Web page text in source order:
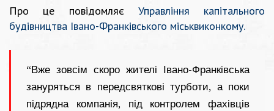
Про це повідомляє Управління капітального
будівництва Івано-Франківського міськвиконкому.
“Вже зовсім скоро жителі Івано-Франківська
зануряться в передсвяткові турботи, а поки
підрядна компанія, під контролем фахівців